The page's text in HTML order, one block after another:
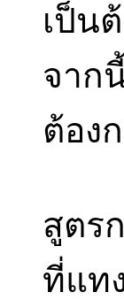
เป็น
จาก
ต้อง
สูตร
ที่แท